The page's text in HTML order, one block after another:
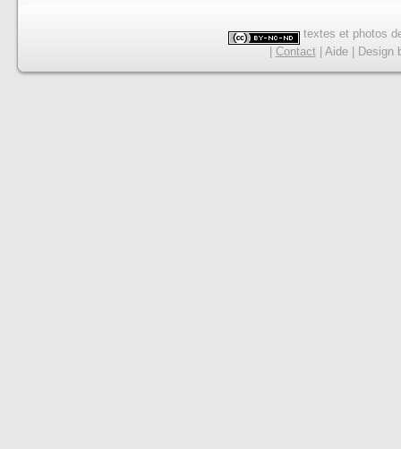
textes et photos
| Contact| Aide| Design